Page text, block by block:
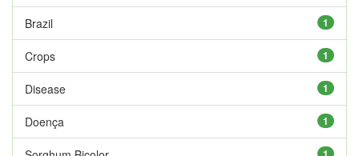
1
Brazil
1
Crops
1
Disease
1
Doença